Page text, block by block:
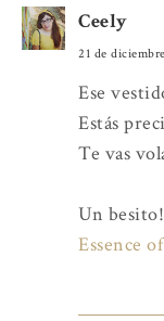
Ceely
21 de
Ese
Estás
Te vas
Un besito!
Essence